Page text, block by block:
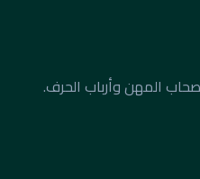
المهن وأرباب الحرف.